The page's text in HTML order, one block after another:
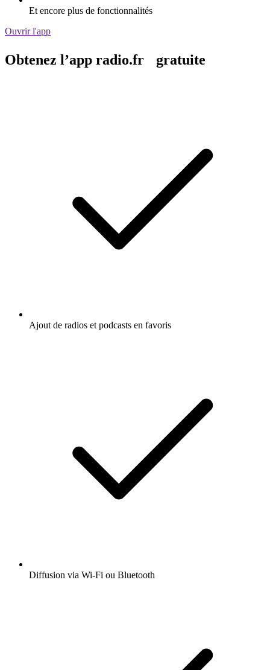
Et encore plus de fonctionnalités
Ouvrir l'app
Obtenez l’app radio.fr gratuite
Ajout de radios et podcasts en favoris
Diffusion via Wi-Fi ou Bluetooth